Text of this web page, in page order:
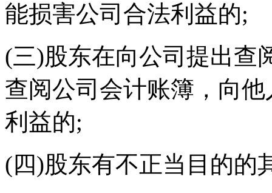
能损害公司合法利益的;
(三)股东在向公司提出查
查阅公司会计账簿，向
利益的;
(四)股东有不正当目的的